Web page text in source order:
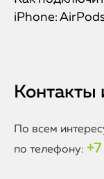
iPhone:
Контакты
По всем
по телефону: